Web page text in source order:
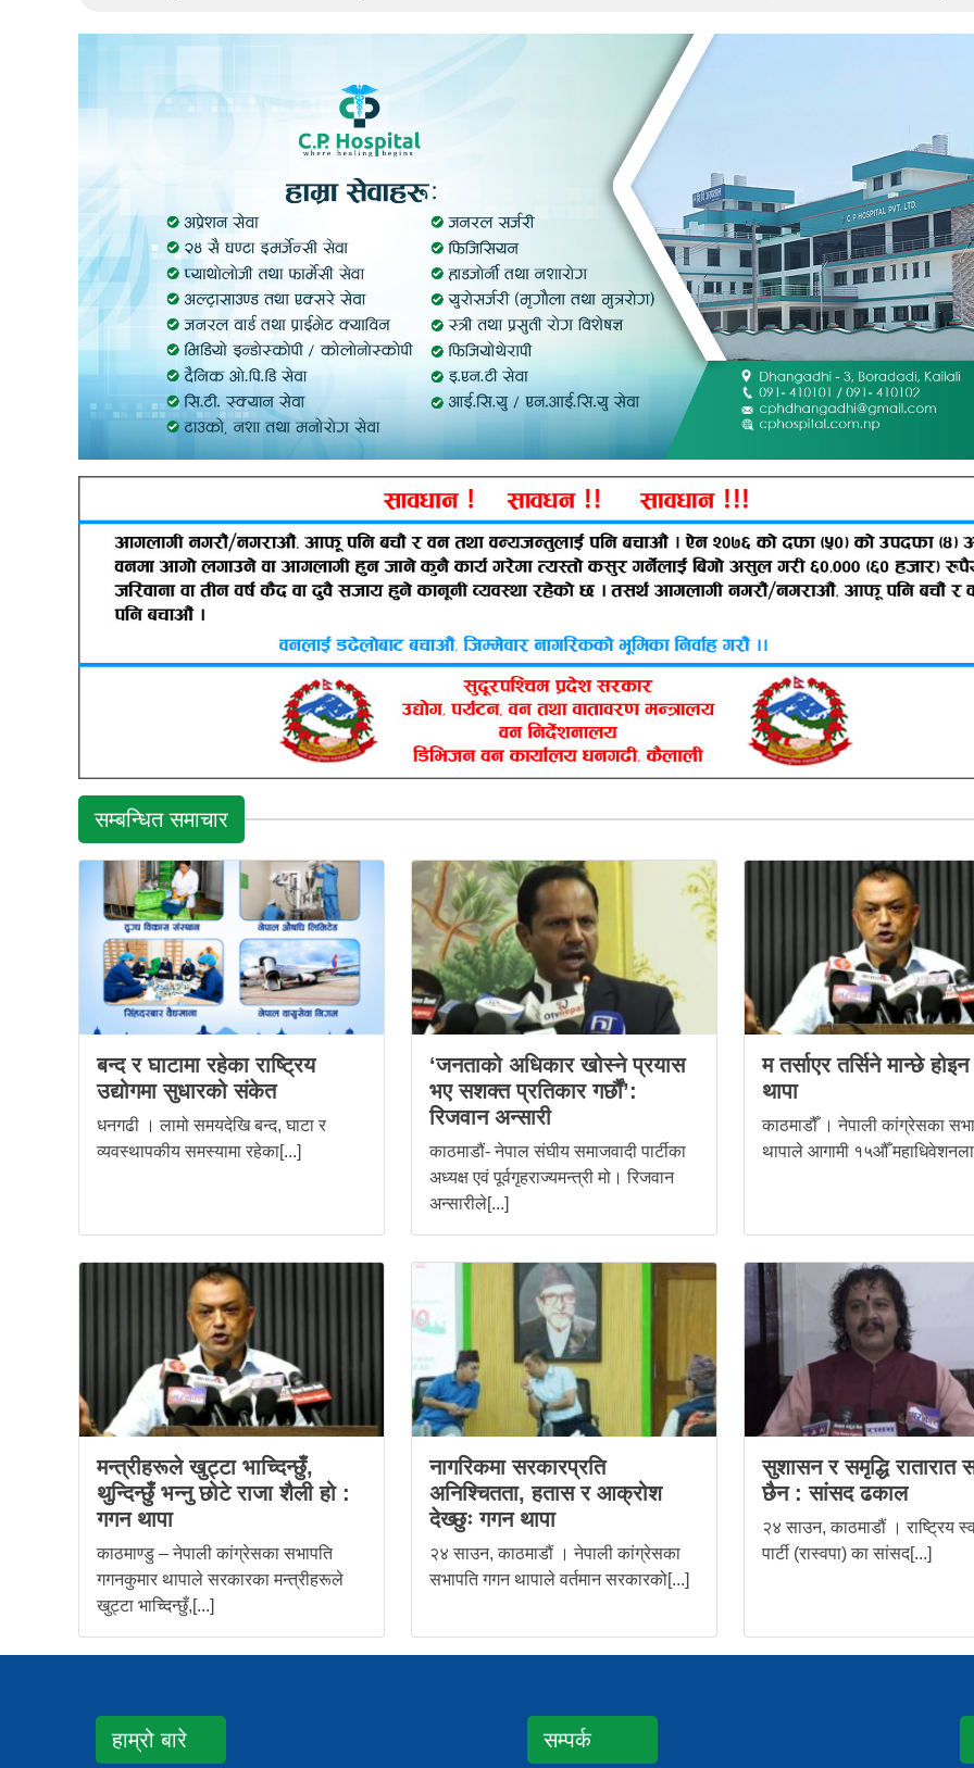
सम्बन्धित समाचार
बन्द र घाटामा रहेका राष्ट्रिय
उद्योगमा सुधारको संकेत
धनगढी । लामो समयदेखि बन्द, घाटा र
व्यवस्थापकीय समस्यामा रहेका[...]
‘जनताको अधिकार खोस्ने प्रयास
भए सशक्त प्रतिकार गर्छौं’:
रिजवान अन्सारी
काठमाडौं- नेपाल संघीय समाजवादी पार्टीका
अध्यक्ष एवं पूर्वगृहराज्यमन्त्री मो। रिजवान
अन्सारीले[...]
म तर्साएर तर्सिने मान्छे
थापा
काठमाडौँ । नेपाली कांग्रेसका
थापाले आगामी १५औँ
मन्त्रीहरूले खुट्टा भाच्दिन्छुँ,
थुन्दिन्छुँ भन्नु छोटे राजा शैली हो :
गगन थापा
काठमाण्डु – नेपाली कांग्रेसका सभापति
गगनकुमार थापाले सरकारका मन्त्रीहरूले
खुट्टा भाच्दिन्छुँ,[...]
नागरिकमा सरकारप्रति
अनिश्चितता, हतास र आक्रोश
देख्छुः गगन थापा
२४ साउन, काठमाडौं । नेपाली कांग्रेसका
सभापति गगन थापाले वर्तमान सरकारको[...]
सुशासन र समृद्धि रातारात
छैन : सांसद ढकाल
२४ साउन, काठमाडौं । राष्ट्रिय
पार्टी (रास्वपा) का सांसद[...]
हाम्रो बारे सम्पर्क